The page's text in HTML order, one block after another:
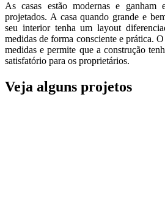
As casas estão modernas e ganham
projetados. A casa quando grande e
seu interior tenha um layout
medidas de forma consciente e prática.
medidas e permite que a construção
satisfatório para os proprietários.
Veja alguns projetos